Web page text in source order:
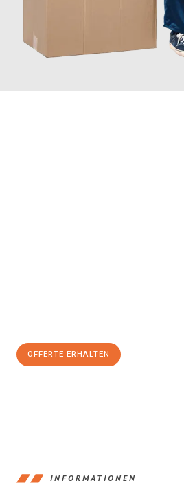
OFFERTE ERHALTEN
INFORMATIONEN